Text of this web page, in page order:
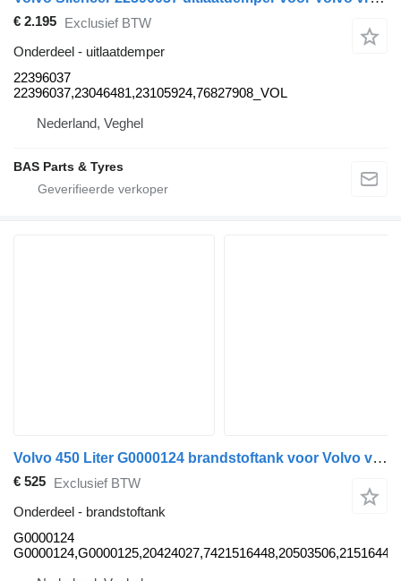
€ 2.195 Exclusief BTW
Onderdeel - uitlaatdemper
22396037
22396037,23046481,23105924,76827908_VOL
Nederland, Veghel
BAS Parts & Tyres
Volvo 450 Liter G0000124 brandstoftank voor Volvo vrachtwagen
€ 525 Exclusief BTW
Onderdeel - brandstoftank
G0000124